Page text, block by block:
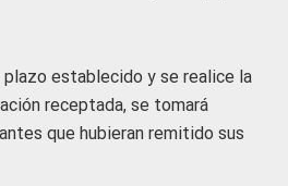
plazo establecido y se realice la
receptada, se tomará
que hubieran remitido sus